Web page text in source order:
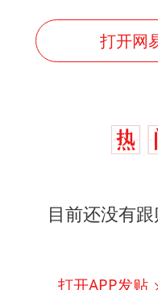
打开网
目前还没有
打开APP发贴